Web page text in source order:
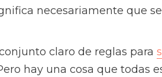
necesariamente que
claro de reglas para
hay una cosa que todas